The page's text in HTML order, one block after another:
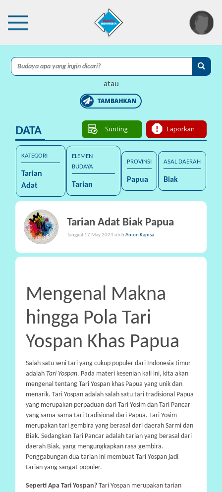
atau
×
I
P
r
o
t
e
s
i
P
I
S
I
S
P
R
A
N
A
L
DATA
KATEGORI
Tarian
Adat
ELEMEN
BUDAYA
Tarian
PROVINSI
Papua
ASAL DAERAH
Biak
Tarian Adat Biak Papua
Tanggal 17 May 2024 oleh Amon Kapisa.
Mengenal Makna
hingga Pola Tari
Yospan Khas Papua
Salah satu seni tari yang cukup populer dari Indonesia timur
adalah Tari Yospan. Pada materi kesenian kali ini, kita akan
mengenal tentang Tari Yospan khas Papua yang unik dan
menarik. Tari Yospan adalah salah satu tari tradisional Papua
yang merupakan perpaduan dari Tari Yosim dan Tari Pancar
yang sama-sama tari tradisional dari Papua. Tari Yosim
merupakan tari gembira yang berasal dari daerah Sarmi dan
Biak. Sedangkan Tari Pancar adalah tarian yang berasal dari
daerah Biak, yang mengungkapkan rasa gembira.
Penggabungan dua tarian ini membuat Tari Yospan jadi
tarian yang sangat populer.
Seperti Apa Tari Yospan? Tari Yospan merupakan tarian